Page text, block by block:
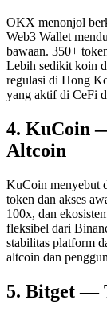
OKX menonjol
Web3 Wallet
bawaan. 350+
Lebih sedikit koin
regulasi di Hong
yang aktif di CeFi
4. KuCoin
Altcoin
KuCoin menyebut
token dan akses
100x, dan
fleksibel dari
stabilitas platform
altcoin dan
5. Bitget —